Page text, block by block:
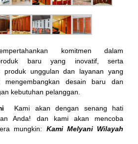
komitmen dalam
baru yang inovatif, serta
produk unggulan dan layanan yang
mengembangkan desain baru dan
kebutuhan pelanggan.
Kami akan dengan senang hati
Anda! dan kami akan mencoba
mungkin: Kami Melyani Wilayah